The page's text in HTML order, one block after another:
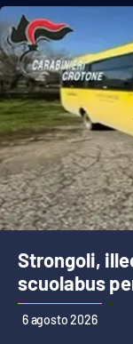
Strongoli,
scuolabus
6 agosto 2026